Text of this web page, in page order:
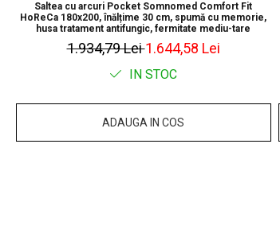
Saltea cu arcuri Pocket Somnomed Comfort Fit
HoReCa 180x200, înălțime 30 cm, spumă cu memorie,
husa tratament antifungic, fermitate mediu-tare
1.934,79 Lei1.644,58 Lei
IN STOC
ADAUGA IN COS